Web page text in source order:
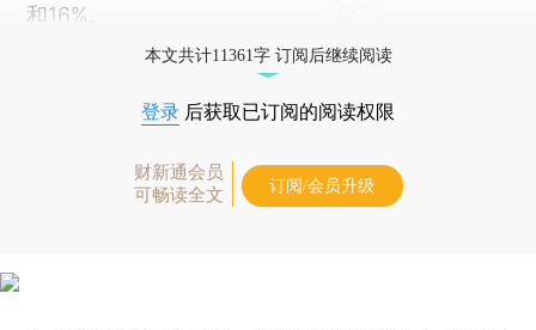
和16%。
本文共计11361字 订阅后继续阅读
登录 后获取已订阅的阅读权限
财新通会员
可畅读全文
订阅/会员升级